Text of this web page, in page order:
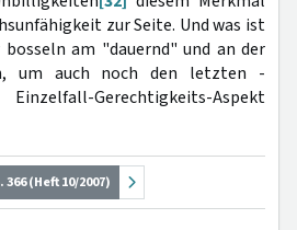
zur Seite. Und was ist
bosseln am "dauernd" und an der
um auch noch den letzten -
Gerechtigkeits-Aspekt
366 (Heft 10/2007)